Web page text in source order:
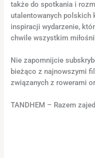
także do spotkania i
utalentowanych polskich
inspiracji wydarzenie,
chwile wszystkim
Nie zapomnijcie
bieżąco z najnowszymi
związanych z rowerami
TANDHEM – Razem